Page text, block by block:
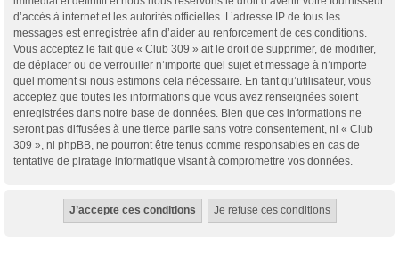
d’accès à internet et les autorités officielles. L’adresse IP de tous les
messages est enregistrée afin d’aider au renforcement de ces conditions.
Vous acceptez le fait que « Club 309 » ait le droit de supprimer, de modifier,
de déplacer ou de verrouiller n’importe quel sujet et message à n’importe
quel moment si nous estimons cela nécessaire. En tant qu’utilisateur, vous
acceptez que toutes les informations que vous avez renseignées soient
enregistrées dans notre base de données. Bien que ces informations ne
seront pas diffusées à une tierce partie sans votre consentement, ni « Club
309 », ni phpBB, ne pourront être tenus comme responsables en cas de
tentative de piratage informatique visant à compromettre vos données.